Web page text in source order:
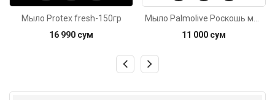
Мыло Protex fresh-150гр
16 990 сум
11 000 сум